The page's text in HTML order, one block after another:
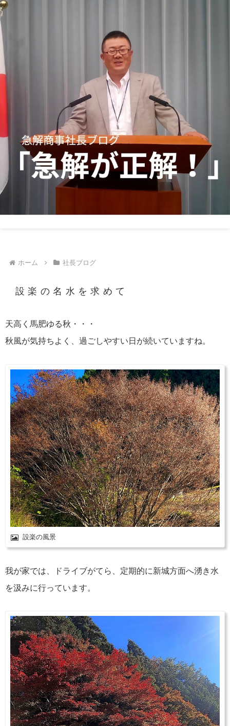
ホーム 社長ブログ
設楽の名水を求めて
天高く馬肥ゆる秋・・・
秋風が気持ちよく、過ごしやすい日が続いていますね。
設楽の風景
我が家では、ドライブがてら、定期的に新城方面へ湧き水
を汲みに行っています。